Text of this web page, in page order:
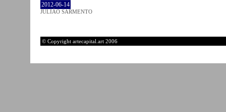
2012-06-14
JULIÃO SARMENTO
© Copyright artecapital.art 2006